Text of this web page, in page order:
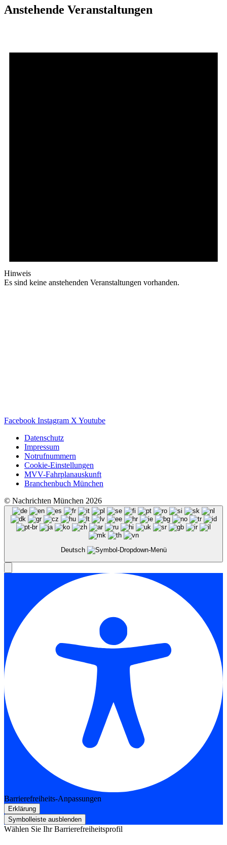
Anstehende Veranstaltungen
Hinweis
Es sind keine anstehenden Veranstaltungen vorhanden.
Facebook Instagram X Youtube
Datenschutz
Impressum
Notrufnummern
Cookie-Einstellungen
MVV-Fahrplanauskunft
Branchenbuch München
© Nachrichten München 2026
Deutsch
Barrierefreiheits-Anpassungen
Erklärung
Symbolleiste ausblenden
Wählen Sie Ihr Barrierefreiheitsprofil